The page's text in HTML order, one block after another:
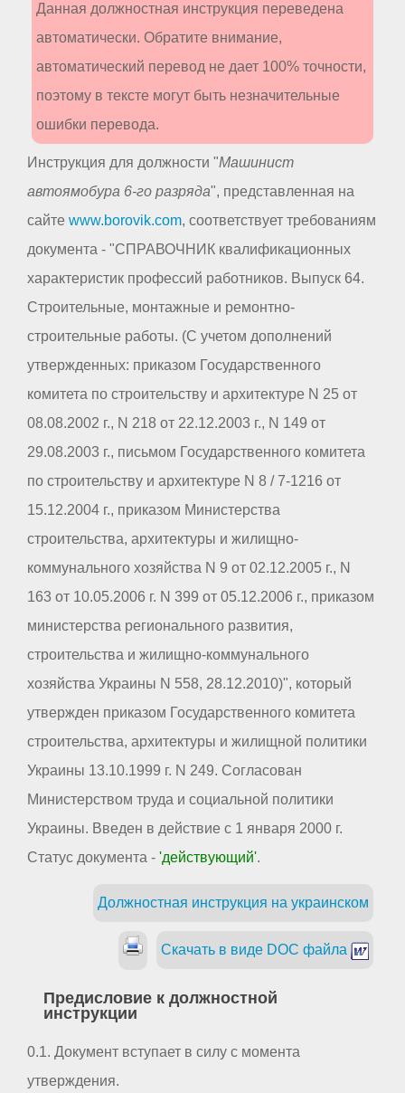
Данная должностная инструкция переведена
автоматически. Обратите внимание,
автоматический перевод не дает 100% точности,
поэтому в тексте могут быть незначительные
ошибки перевода.
Инструкция для должности "Машинист
автоямобура 6-го разряда", представленная на
сайте www.borovik.com, соответствует требованиям
документа - "СПРАВОЧНИК квалификационных
характеристик профессий работников. Выпуск 64.
Строительные, монтажные и ремонтно-
строительные работы. (С учетом дополнений
утвержденных: приказом Государственного
комитета по строительству и архитектуре N 25 от
08.08.2002 г., N 218 от 22.12.2003 г., N 149 от
29.08.2003 г., письмом Государственного комитета
по строительству и архитектуре N 8 / 7-1216 от
15.12.2004 г., приказом Министерства
строительства, архитектуры и жилищно-
коммунального хозяйства N 9 от 02.12.2005 г., N
163 от 10.05.2006 г. N 399 от 05.12.2006 г., приказом
министерства регионального развития,
строительства и жилищно-коммунального
хозяйства Украины N 558, 28.12.2010)", который
утвержден приказом Государственного комитета
строительства, архитектуры и жилищной политики
Украины 13.10.1999 г. N 249. Согласован
Министерством труда и социальной политики
Украины. Введен в действие с 1 января 2000 г.
Статус документа - 'действующий'.
Должностная инструкция на украинском
Скачать в виде DOC файла
Предисловие к должностной
инструкции
0.1. Документ вступает в силу с момента
утверждения.